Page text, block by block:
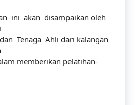
ini akan disampaikan oleh
Tenaga Ahli dari kalangan
memberikan pelatihan-